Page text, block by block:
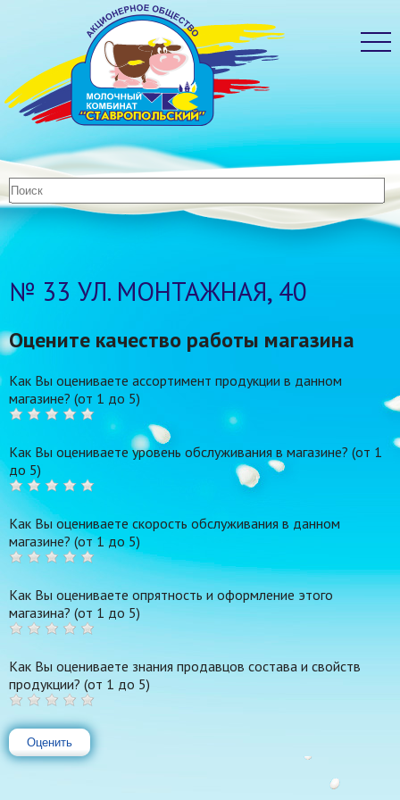
№ 33 УЛ. МОНТАЖНАЯ, 40
Оцените качество работы магазина
Как Вы оцениваете ассортимент продукции в данном
магазине? (от 1 до 5)
Как Вы оцениваете уровень обслуживания в магазине? (от 1
до 5)
Как Вы оцениваете скорость обслуживания в данном
магазине? (от 1 до 5)
Как Вы оцениваете опрятность и оформление этого
магазина? (от 1 до 5)
Как Вы оцениваете знания продавцов состава и свойств
продукции? (от 1 до 5)